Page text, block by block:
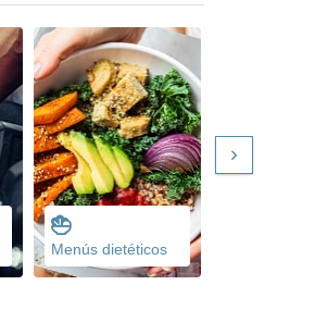
Menús dietéticos